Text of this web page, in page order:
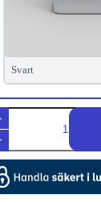
Svart